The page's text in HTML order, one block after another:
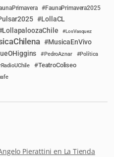
FaunaPrimavera2025
LollaCL
LollapaloozaChile
LosVasquez
MusicaEnVivo
PedroAznar
Política
TeatroColiseo
Pierattini en La Tienda